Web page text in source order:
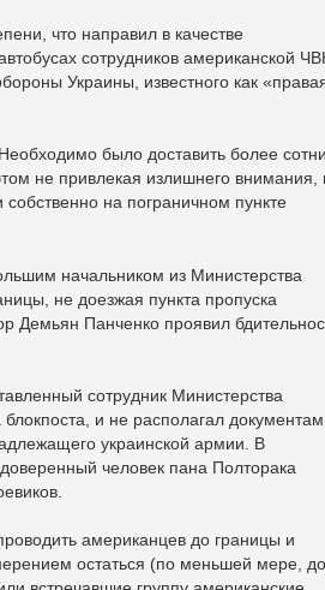
что направил в качестве
сотрудников американской
Украины, известного как
было доставить более сотни
не привлекая излишнего внимания,
на пограничном пункте
начальником из Министерства
не доезжая пункта пропуска
Демьян Панченко проявил
сотрудник Министерства
и не располагал
украинской армии. В
человек пана Полторака
американцев до границы и
остаться (по меньшей мере, до